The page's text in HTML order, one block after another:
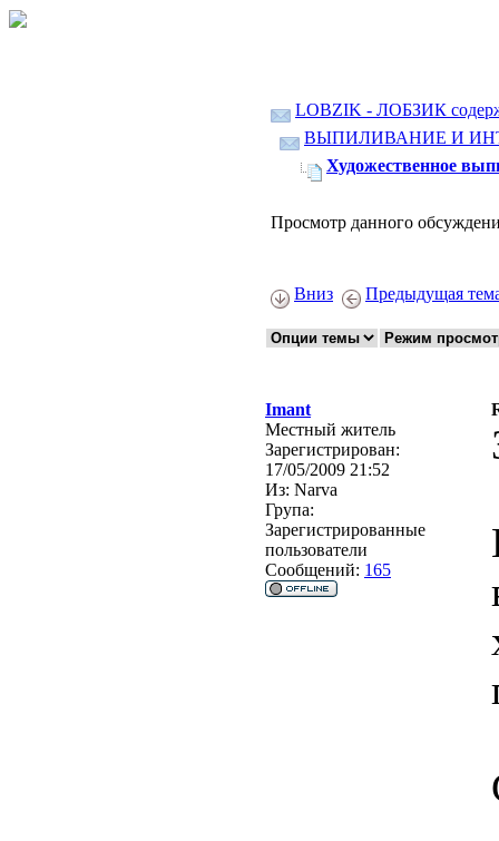
LOBZIK - ЛОБЗИК
ВЫПИЛИВАНИЕ И
Художественное
Просмотр данного
Вниз Предыдущая
Imant
Местный житель
Зарегистрирован:
17/05/2009 21:52
Из: Narva
Група:
Зарегистрированные
пользователи
Сообщений: 165